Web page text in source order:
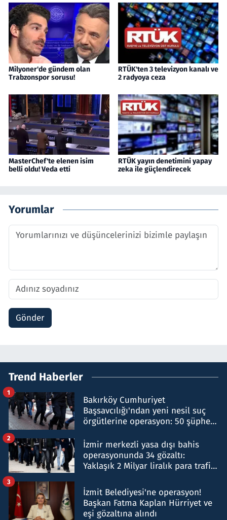
Milyoner'de gündem olan
Trabzonspor sorusu!
RTÜK'ten 3 televizyon kanalı ve
2 radyoya ceza
MasterChef'te elenen isim
belli oldu! Veda etti
RTÜK yayın denetimini yapay
zeka ile güçlendirecek
Yorumlar
Gönder
Trend Haberler
Bakırköy Cumhuriyet
Başsavcılığı'ndan yeni nesil suç
örgütlerine operasyon: 50 şüpheli
1
İzmir merkezli yasa dışı bahis
operasyonunda 34 gözaltı:
Yaklaşık 2 Milyar liralık para trafiği
2
İzmit Belediyesi'ne operasyon!
Başkan Fatma Kaplan Hürriyet ve
eşi gözaltına alındı
3